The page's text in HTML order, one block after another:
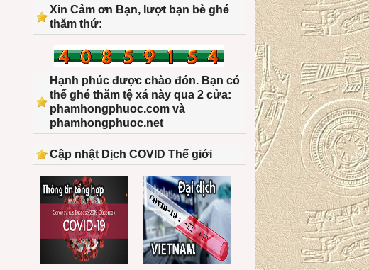
Xin Cảm ơn Bạn, lượt bạn bè ghé
thăm thứ:
Hạnh phúc được chào đón. Bạn có
thể ghé thăm tệ xá này qua 2 cửa:
phamhongphuoc.com và
phamhongphuoc.net
Cập nhật Dịch COVID Thế giới